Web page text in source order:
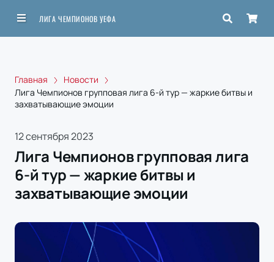
ЛИГА ЧЕМПИОНОВ УЕФА
Главная
Новости
Лига Чемпионов групповая лига 6-й тур — жаркие битвы и
захватывающие эмоции
12 сентября 2023
Лига Чемпионов групповая лига
6-й тур — жаркие битвы и
захватывающие эмоции